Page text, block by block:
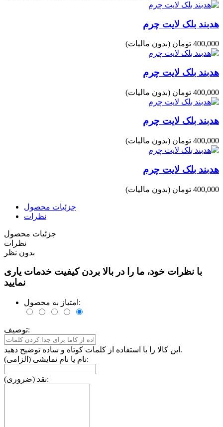
هدبند بلک لایت چرم
400,000 تومان (بدون مالیات)
هدبند بلک لایت چرم
400,000 تومان (بدون مالیات)
هدبند بلک لایت چرم
400,000 تومان (بدون مالیات)
هدبند بلک لایت چرم
400,000 تومان (بدون مالیات)
جزئیات محصول
نظرات
جزئیات محصول
نظرات
بدون نظر
با نظرات خود، ما را در بالا بردن کیفیت خدمات یاری
نمایید
امتیاز به محصول:
توصیف:
این کالا را با استفاده از کلمات کوتاه و ساده توضیح دهید.
نام یا نام نمایشی (الزامی):
نقد (ضروری):